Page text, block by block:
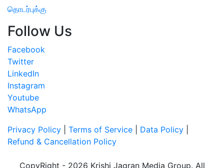
தொடர்புக்கு
Follow Us
Facebook
Twitter
LinkedIn
Instagram
Youtube
WhatsApp
Privacy Policy
Terms of Service Data Policy
Refund & Cancellation Policy
CopyRight - 2026 Krishi Jagran Media Group. All